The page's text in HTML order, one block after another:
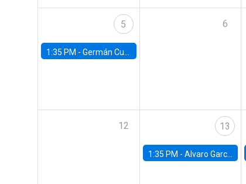
5
1:35 PM - Germán Cubas, University of Houston
6
12 13
1:35 PM - Alvaro Garcia-Marin, Universidad de Los Andes